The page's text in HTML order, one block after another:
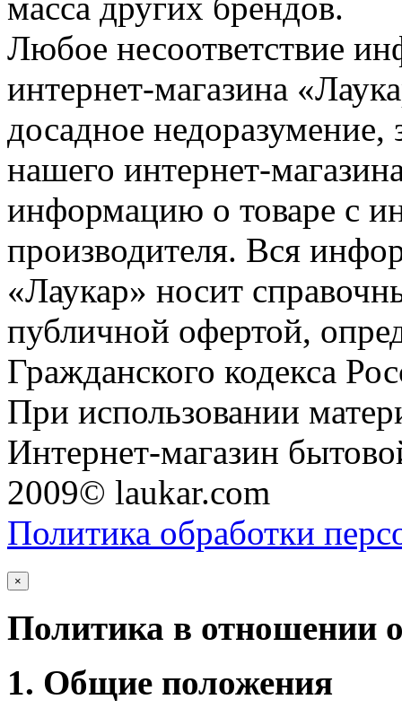
Любое несоответствие
интернет-магазина
досадное недоразумение,
нашего интернет-
информацию о товаре с
производителя. Вся
«Лаукар» носит
публичной офертой,
Гражданского кодекса
При использовании
Интернет-магазин
2009© laukar.com
Политика обработки
×
Политика в отношении
1. Общие положения